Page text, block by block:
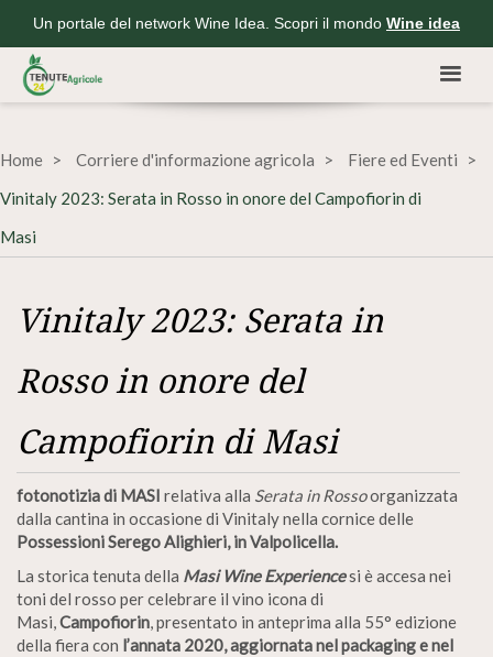
Un portale del network Wine Idea. Scopri il mondo Wine idea
Home Corriere d'informazione agricola
Fiere ed Eventi
Vinitaly 2023: Serata in Rosso in onore del Campofiorin di
Masi
Vinitaly 2023: Serata in
Rosso in onore del
Campofiorin di Masi
fotonotizia di MASI relativa alla Serata in Rossoorganizzata
dalla cantina in occasione di Vinitalynella cornice delle
Possessioni Serego Alighieri, in Valpolicella.
La storica tenuta della Masi Wine Experiencesi è accesa nei
toni del rosso per celebrare il vino icona di
Masi,Campofiorin, presentato in anteprima alla 55° edizione
della fiera con l’annata 2020,aggiornata nel packaging e nel